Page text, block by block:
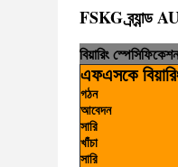
FSKG ব্র্যান্ড
বিয়ারিং
এফএসকে
গঠন
আবেদন
সারি
খাঁচা
সারি